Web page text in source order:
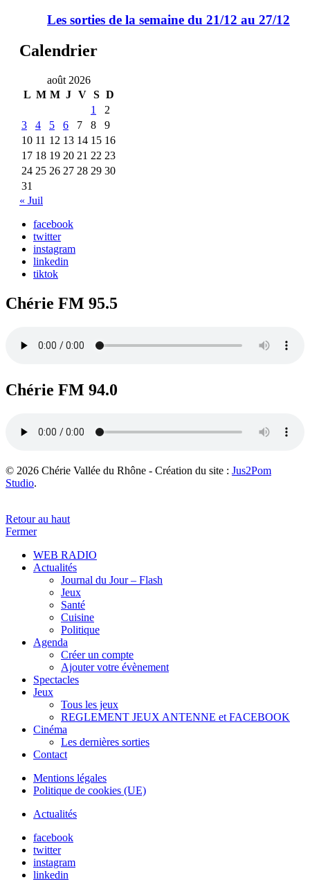
Les sorties de la semaine du 21/12 au 27/12
Calendrier
août 2026
L M M J V S D
1
2
3
4 5 6 7 8
9
10 11 12 13 14 15 16
17 18 19 20 21 22 23
24 25 26 27 28 29 30
31
« Juil
facebook
twitter
instagram
linkedin
tiktok
Chérie FM 95.5
Chérie FM 94.0
© 2026 Chérie Vallée du Rhône - Création du site : Jus2Pom
Studio.
Retour au haut
Fermer
WEB RADIO
Actualités
Journal du Jour – Flash
Jeux
Santé
Cuisine
Politique
Agenda
Créer un compte
Ajouter votre évènement
Spectacles
Jeux
Tous les jeux
REGLEMENT JEUX ANTENNE et FACEBOOK
Cinéma
Les dernières sorties
Contact
Mentions légales
Politique de cookies (UE)
Actualités
facebook
twitter
instagram
linkedin